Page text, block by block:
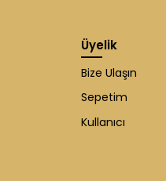
Üyelik
Bize Ulaşın
Sepetim
Kullanıcı